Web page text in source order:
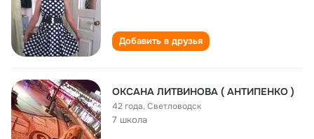
Добавить в друзья
ОКСАНА ЛИТВИНОВА ( АНТИПЕНКО )
42 года,Светловодск
7 школа